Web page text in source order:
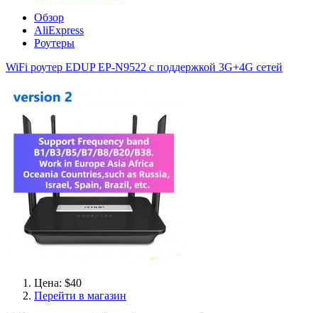
Обзор
AliExpress
Роутеры
WiFi роутер EDUP EP-N9522 с поддержкой 3G+4G сетей
Цена: $40
Перейти в магазин